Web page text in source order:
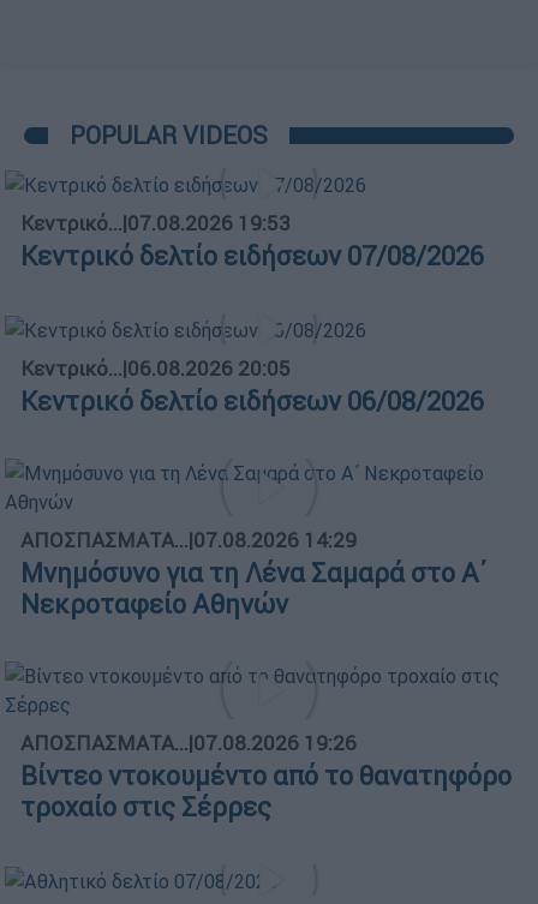
POPULAR VIDEOS
Κεντρικό...|07.08.2026 19:53
Κεντρικό δελτίο ειδήσεων 07/08/2026
Κεντρικό...|06.08.2026 20:05
Κεντρικό δελτίο ειδήσεων 06/08/2026
ΑΠΟΣΠΑΣΜΑΤΑ...|07.08.2026 14:29
Μνημόσυνο για τη Λένα Σαμαρά στο Α΄
Νεκροταφείο Αθηνών
ΑΠΟΣΠΑΣΜΑΤΑ...|07.08.2026 19:26
Βίντεο ντοκουμέντο από το θανατηφόρο
τροχαίο στις Σέρρες